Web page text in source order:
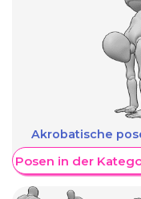
Akrobatische
Posen in der